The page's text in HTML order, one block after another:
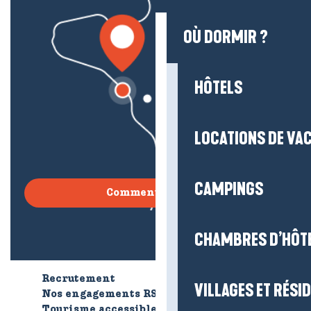
OÙ DORMIR ?
HÔTELS
LOCATIONS DE
CAMPINGS
CHAMBRES
VILLAGES ET
Comment venir ?
Recrutement
Nos engagements RSE